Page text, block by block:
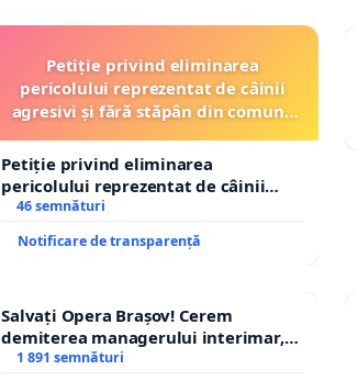
Petiție privind eliminarea
pericolului reprezentat de câinii
agresivi și fără stăpân din comuna
Petiție privind eliminarea
pericolului reprezentat de câinii
agresivi și fără stăpân din comuna
Tunari
46 semnături
Notificare de transparență
Salvați Opera Brașov! Cerem
demiterea managerului interimar,
Petrean Lucian-Marius!
1 891 semnături